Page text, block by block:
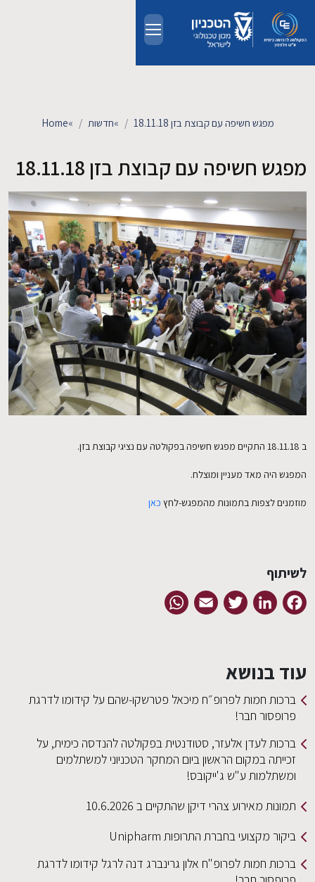
EN
מחקר
חדשות ואירועים
קשרי תעשייה
צרו קשר
Home» חדשות» מפגש חשיפה עם קבוצת בזן 18.11.18
מפגש חשיפה עם קבוצת בזן 18.11.18
ב 18.11.18 התקיים מפגש חשיפה בפקולטה עם נציגי קבוצת בזן.
המפגש היה מאד מעניין ומוצלח.
מוזמנים לצפות בתמונות מהמפגש-לחץ כאן
לשיתוף
Facebook
LinkedIn
Twitter
Email
עוד בנושא
ברכות חמות לפרופ״ח מיכאל פטרשקו-שהם על קידומו לדרגת
פרופסור חבר!
ברכות לעדן אלעזר, סטודנטית בפקולטה להנדסה כימית, על
זכייתה במקום הראשון ביום המחקר הטכניוני למשתלמים
ומשתלמות ע"ש ג'ייקובס!
תמונות מאירוע צהרי דיקן שהתקיים ב 10.6.2026
ביקור מקצועי בחברת התרופות Unipharm
ברכות חמות לפרופ"ח אלון גרינברג דנה לרגל קידומו לדרגת